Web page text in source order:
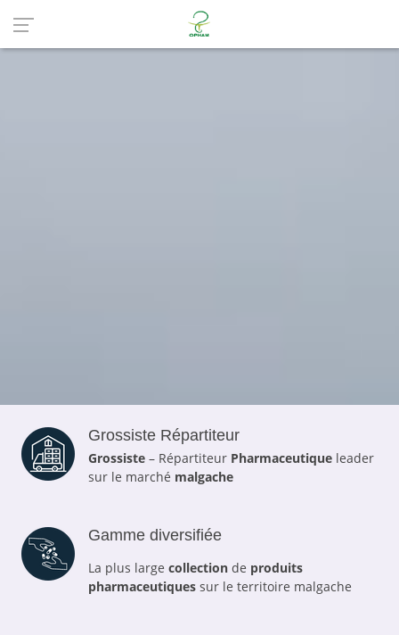
Grossiste Répartiteur
Grossiste – Répartiteur Pharmaceutique leader
sur le marché malgache
Gamme diversifiée
La plus large collection de produits
pharmaceutiques sur le territoire malgache